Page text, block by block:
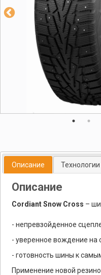
Описание Технологии
Описание
Cordiant Snow Cross –
- непревзойденное
- уверенное вождение на
- готовность шины к
Применение новой